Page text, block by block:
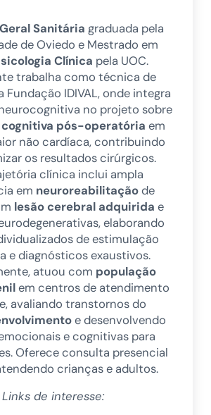
Sanitária graduada pela
de Oviedo e Mestrado em
Clínica pela UOC.
trabalha como técnica de
Fundação IDIVAL, onde integra
no projeto sobre
pós-operatória em
não cardíaca, contribuindo
os resultados cirúrgicos.
clínica inclui ampla
em neuroreabilitaçãode
lesão cerebral adquirida e
elaborando
de estimulação
e diagnósticos exaustivos.
atuou com população
em centros de atendimento
avaliando transtornos do
e desenvolvendo
e cognitivas para
Oferece consulta presencial
crianças e adultos.
Links de interesse: